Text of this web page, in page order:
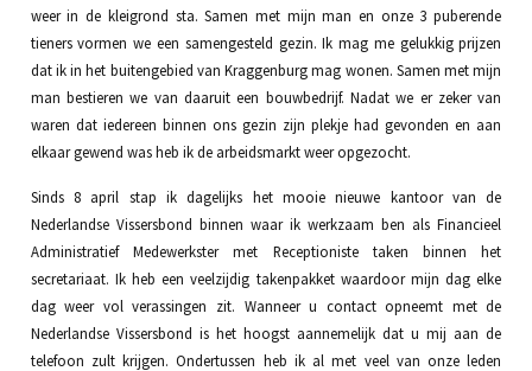
weer in de kleigrond sta. Samen met mijn man en onze 3 puberende
tieners vormen we een samengesteld gezin. Ik mag me gelukkig prijzen
dat ik in het buitengebied van Kraggenburg mag wonen. Samen met mijn
man bestieren we van daaruit een bouwbedrijf. Nadat we er zeker van
waren dat iedereen binnen ons gezin zijn plekje had gevonden en aan
elkaar gewend was heb ik de arbeidsmarkt weer opgezocht.
Sinds 8 april stap ik dagelijks het mooie nieuwe kantoor van de
Nederlandse Vissersbond binnen waar ik werkzaam ben als Financieel
Administratief Medewerkster met Receptioniste taken binnen het
secretariaat. Ik heb een veelzijdig takenpakket waardoor mijn dag elke
dag weer vol verassingen zit. Wanneer u contact opneemt met de
Nederlandse Vissersbond is het hoogst aannemelijk dat u mij aan de
telefoon zult krijgen. Ondertussen heb ik al met veel van onze leden